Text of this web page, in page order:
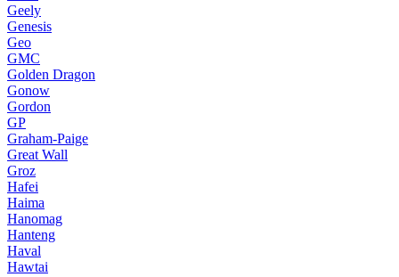
Geely
Genesis
Geo
GMC
Golden Dragon
Gonow
Gordon
GP
Graham-Paige
Great Wall
Groz
Hafei
Haima
Hanomag
Hanteng
Haval
Hawtai